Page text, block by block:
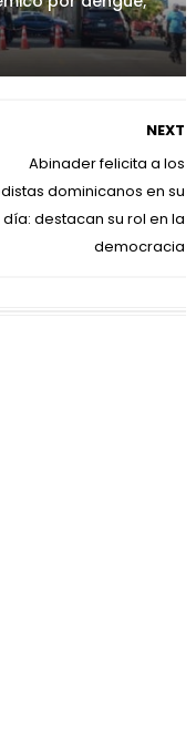
NEXT
Abinader felicita a los
dominicanos en su
día: destacan su rol en la
democracia